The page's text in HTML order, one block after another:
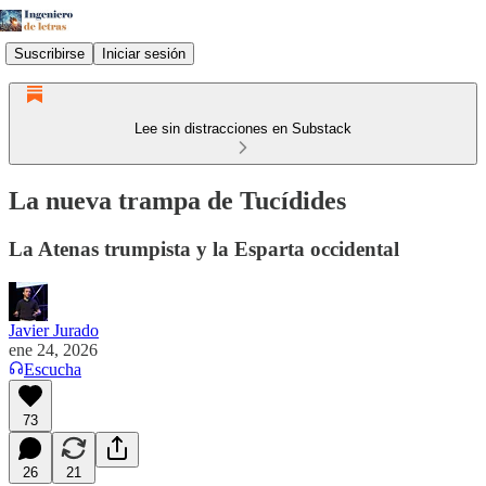
Suscribirse Iniciar sesión
Lee sin distracciones en Substack
La nueva trampa de Tucídides
La Atenas trumpista y la Esparta occidental
Javier Jurado
ene 24, 2026
Escucha
73
26 21